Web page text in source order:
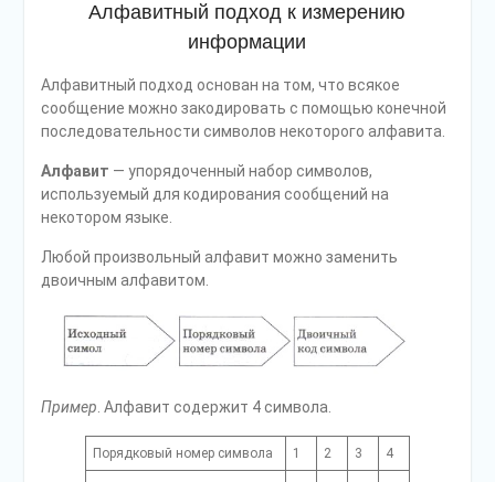
Алфавитный подход к измерению
информации
Алфавитный подход основан на том, что всякое
сообщение можно зако­дировать с помощью конечной
последовательности символов некоторого ал­фавита.
Алфавит — упорядоченный набор символов,
используемый для кодиро­вания сообщений на
некотором языке.
Любой произвольный алфавит можно заменить
двоичным алфавитом.
Пример. Алфавит содержит 4 символа.
Порядковый номер символа 1 2 3 4